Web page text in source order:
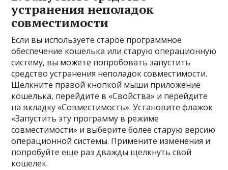
устранения неполадок
совместимости
Если вы используете старое программное
обеспечение кошелька или старую операционную
систему, вы можете попробовать запустить
средство устранения неполадок совместимости.
Щелкните правой кнопкой мыши приложение
кошелька, перейдите в «Свойства» и перейдите
на вкладку «Совместимость». Установите флажок
«Запустить эту программу в режиме
совместимости» и выберите более старую версию
операционной системы. Примените изменения и
попробуйте еще раз дважды щелкнуть свой
кошелек.